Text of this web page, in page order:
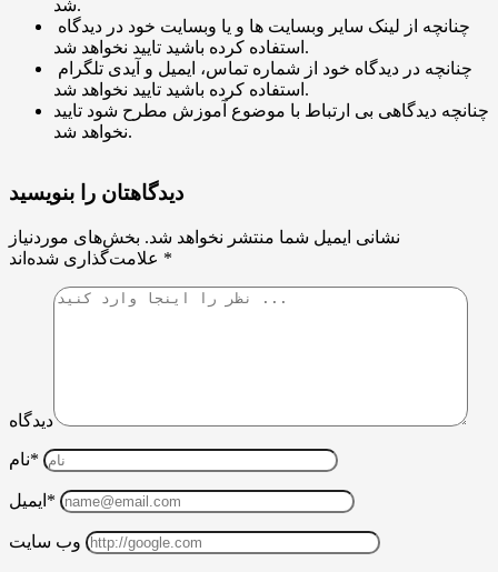
شد.
استفاده کرده باشید تایید نخواهد شد.
استفاده کرده باشید تایید نخواهد شد.
چنانچه دیدگاهی بی ارتباط با موضوع آموزش مطرح شود تایید
نخواهد شد.
دیدگاهتان را بنویسید
نشانی ایمیل شما منتشر نخواهد شد. بخش‌های موردنیاز
*
دیدگاه
نام*
ایمیل*
وب سایت